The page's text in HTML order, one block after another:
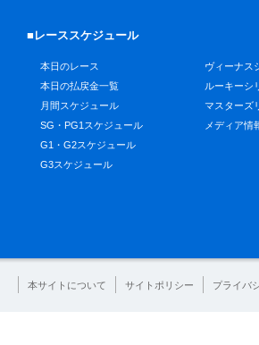
■レーススケジュール
本日のレース
本日の払戻金一覧
月間スケジュール
SG・PG1スケジュール
G1・G2スケジュール
G3スケジュール
ヴィーナス
ルーキーシ
マスターズ
メディア情
本サイトについて サイトポリシー プライバ